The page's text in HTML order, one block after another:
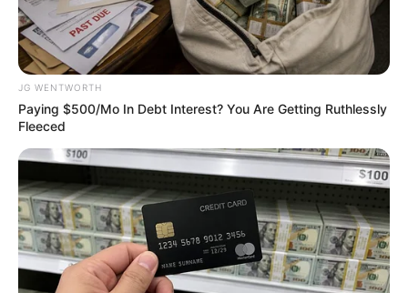
Most People Don't Know That These 8 Celebrities Are
Muslim
BRAINBERRIES
JG WENTWORTH
Paying $500/Mo In Debt Interest? You Are Getting Ruthlessly
Fleeced